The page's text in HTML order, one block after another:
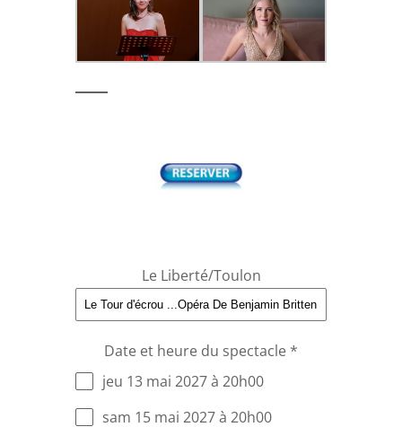
Le Liberté/Toulon
Date et heure du spectacle *
jeu 13 mai 2027 à 20h00
sam 15 mai 2027 à 20h00